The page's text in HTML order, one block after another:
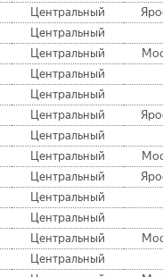
Центральный
Центральный
Центральный
Центральный
Центральный
Центральный
Центральный
Центральный
Центральный
Центральный
Центральный
Центральный
Центральный